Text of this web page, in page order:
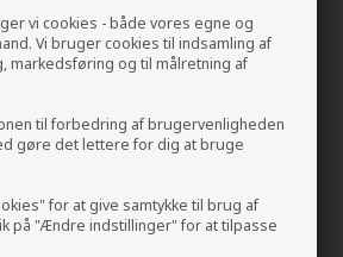
vi cookies - både vores egne og
Vi bruger cookies til indsamling af
markedsføring og til målretning af
til forbedring af brugervenligheden
gøre det lettere for dig at bruge
for at give samtykke til brug af
på "Ændre indstillinger" for at tilpasse